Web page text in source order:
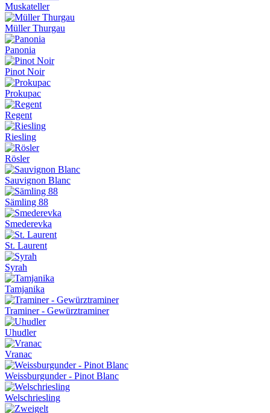
Muskateller
Müller Thurgau
Panonia
Pinot Noir
Prokupac
Regent
Riesling
Rösler
Sauvignon Blanc
Sämling 88
Smederevka
St. Laurent
Syrah
Tamjanika
Traminer - Gewürztraminer
Uhudler
Vranac
Weissburgunder - Pinot Blanc
Welschriesling